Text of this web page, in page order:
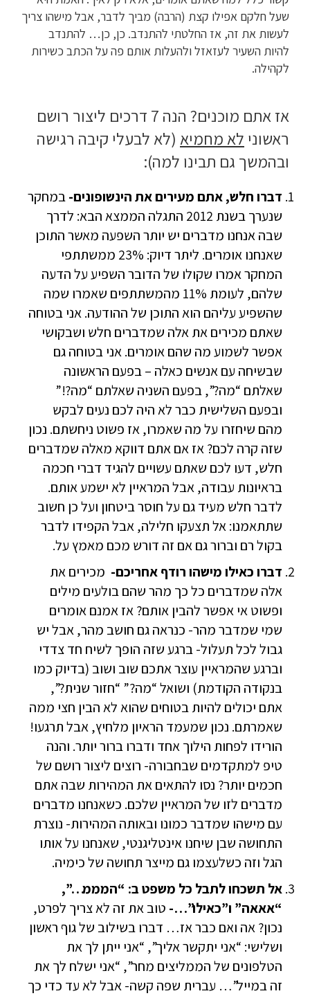
שעל חלקם אפילו קצת (הרבה) מביך לדבר, אבל מישהו צריך
לעשות את זה, אז החלטתי להתנדב. כן, כן… להתנדב
להיות השעיר לעזאזל ולהעלות אותם פה על הכתב כשירות
לקהילה.
אז אתם מוכנים? הנה 7 דרכים ליצור רושם
ראשוני לא מחמיא (לא לבעלי קיבה רגישה
ובהמשך גם תבינו למה):
דברו חלש, אתם מעירים את הינשופונים-במחקר
שנערך בשנת 2012 התגלה הממצא הבא: לדרך
שבה אנחנו מדברים יש יותר השפעה מאשר התוכן
שאנחנו אומרים. ליתר דיוק: 23% ממשתתפי
המחקר אמרו שקולו של הדובר השפיע על הדעה
שלהם, לעומת 11% מהמשתתפים שאמרו שמה
שהשפיע עליהם הוא התוכן של ההודעה. אני בטוחה
שאתם מכירים את אלה שמדברים חלש ושבקושי
אפשר לשמוע מה שהם אומרים. אני בטוחה גם
שבשיחה עם אנשים כאלה – בפעם הראשונה
שאלתם “מה?”, בפעם השניה שאלתם “מה?!”
ובפעם השלישית כבר לא היה לכם נעים לבקש
מהם שיחזרו על מה שאמרו, אז פשוט ניחשתם. נכון
שזה קרה לכם? אז אם אתם דווקא מאלה שמדברים
חלש, דעו לכם שאתם עשויים להגיד דברי חכמה
בראיונות עבודה, אבל המראיין לא ישמע אותם.
לדבר חלש מעיד גם על חוסר ביטחון ועל כן חשוב
שתתאמנו: אל תצעקו חלילה, אבל הקפידו לדבר
בקול רם וברור גם אם זה דורש מכם מאמץ על.
דברו כאילו מישהו רודף אחריכם- מכירים את
אלה שמדברים כל כך מהר שהם בולעים מילים
ופשוט אי אפשר להבין אותם? אז אמנם אומרים
שמי שמדבר מהר- כנראה גם חושב מהר, אבל יש
גבול לכל תעלול- ברגע שזה הופך לשיח חד צדדי
וברגע שהמראיין עוצר אתכם שוב ושוב (בדיוק כמו
בנקודה הקודמת) ושואל “מה?” “חזור שנית?”,
אתם יכולים להיות בטוחים שהוא לא הבין חצי ממה
שאמרתם. נכון שמעמד הראיון מלחיץ, אבל תרגעו!
הורידו לפחות הילוך אחד ודברו ברור יותר. והנה
טיפ למתקדמים שבחבורה- רוצים ליצור רושם של
חכמים יותר? נסו להתאים את המהירות שבה אתם
מדברים לזו של המראיין שלכם. כשאנחנו מדברים
עם מישהו שמדבר כמונו ובאותה המהירות- נוצרת
התחושה שבן שיחנו אינטליגנטי, שאנחנו על אותו
הגל וזה כשלעצמו גם מייצר תחושה של כימיה.
אל תשכחו לתבל כל משפט ב: “המממ…”,
“אאאה” ו”כאילו”…- טוב את זה לא צריך לפרט,
נכון? אה ואם כבר אז… דברו בשילוב של גוף ראשון
ושלישי: “אני יתקשר אליך”, “אני ייתן לך את
הטלפונים של הממליצים מחר”, “אני ישלח לך את
זה במייל”… עברית שפה קשה- אבל לא עד כדי כך